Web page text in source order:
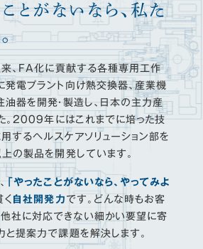
とがないなら、私た
、FA化に貢献する各種専用工作
発電プラント向け熱交換器、産業機
油器を開発・製造し、日本の主力産
。2009年にはこれまでに培った技
するヘルスケアソリューション部を
の製品を開発しています。
「やったことがないなら、やってみよ
自社開発力 です。どんな時もお客
社に対応できない細かい要望に寄
と提案力で課題を解決します。